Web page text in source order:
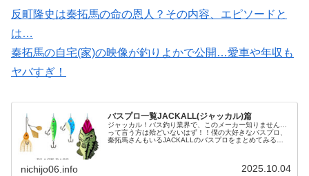
反町隆史は秦拓馬の命の恩人？その内容、エピソードと
は…
秦拓馬の自宅(家)の映像が釣りよかで公開…愛車や年収も
ヤバすぎ！
バスプロ一覧JACKALL(ジャッカル)篇
ジャッカル！バス釣り業界で、このメーカー知りません…
って言う方は殆どいないはず！！僕の大好きなバスプロ、
秦拓馬さんもいるJACKALLのバスプロをまとめてみる
nichijo06.info 2025.10.04